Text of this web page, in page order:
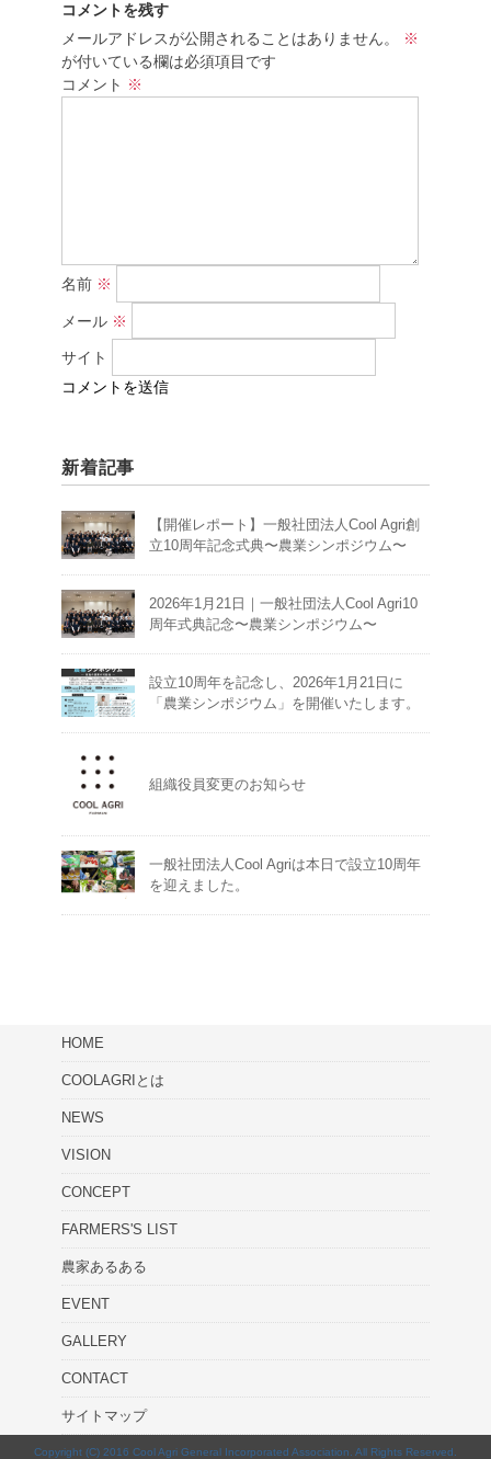
コメントを残す
メールアドレスが公開されることはありません。
※
が付いている欄は必須項目です
コメント ※
名前 ※
メール ※
サイト
新着記事
【開催レポート】一般社団法人Cool Agri創
立10周年記念式典〜農業シンポジウム〜
2026年1月21日｜一般社団法人Cool Agri10
周年式典記念〜農業シンポジウム〜
設立10周年を記念し、2026年1月21日に
「農業シンポジウム」を開催いたします。
組織役員変更のお知らせ
一般社団法人Cool Agriは本日で設立10周年
を迎えました。
HOME
COOLAGRIとは
NEWS
VISION
CONCEPT
FARMERS'S LIST
農家あるある
EVENT
GALLERY
CONTACT
サイトマップ
Copyright (C) 2016 Cool Agri General Incorporated Association. All Rights Reserved.